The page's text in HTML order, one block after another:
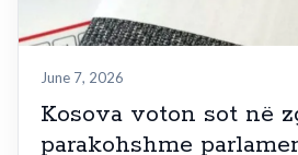
June 7, 2026
Kosova voton sot në
parakohshme